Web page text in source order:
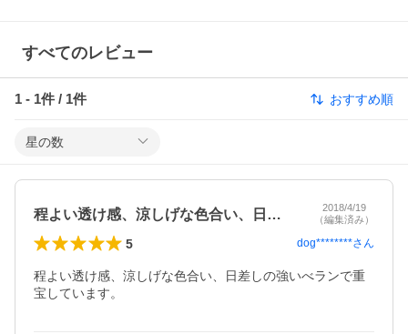
すべてのレビュー
1 - 1件 / 1件 おすすめ順
星の数
程よい透け感、涼しげな色合い、日差しの…
2018/4/19
（編集済み）
5 dog********さん
程よい透け感、涼しげな色合い、日差しの強いべランで重
宝しています。